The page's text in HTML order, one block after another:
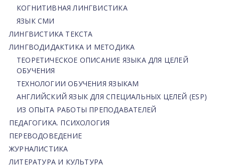
КОГНИТИВНАЯ ЛИНГВИСТИКА
ЯЗЫК СМИ
ЛИНГВИСТИКА ТЕКСТА
ЛИНГВОДИДАКТИКА И МЕТОДИКА
ТЕОРЕТИЧЕСКОЕ ОПИСАНИЕ ЯЗЫКА ДЛЯ ЦЕЛЕЙ
ОБУЧЕНИЯ
ТЕХНОЛОГИИ ОБУЧЕНИЯ ЯЗЫКАМ
АНГЛИЙСКИЙ ЯЗЫК ДЛЯ СПЕЦИАЛЬНЫХ ЦЕЛЕЙ (ESP)
ИЗ ОПЫТА РАБОТЫ ПРЕПОДАВАТЕЛЕЙ
ПЕДАГОГИКА. ПСИХОЛОГИЯ
ПЕРЕВОДОВЕДЕНИЕ
ЖУРНАЛИСТИКА
ЛИТЕРАТУРА И КУЛЬТУРА